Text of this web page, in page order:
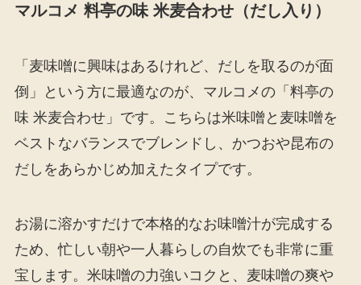
マルコメ 料亭の味 米麦合わせ（だし入り）
「麦味噌に興味はあるけれど、だしを取るのが面
倒」という方に最適なのが、マルコメの「料亭の
味 米麦合わせ」です。こちらは米味噌と麦味噌を
ベストなバランスでブレンドし、かつおや昆布の
だしをあらかじめ加えたタイプです。
お湯に溶かすだけで本格的なお味噌汁が完成する
ため、忙しい朝や一人暮らしの自炊でも非常に重
宝します。米味噌の力強いコクと、麦味噌の爽や